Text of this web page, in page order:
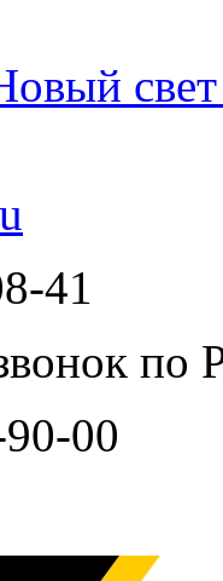
41
по
00